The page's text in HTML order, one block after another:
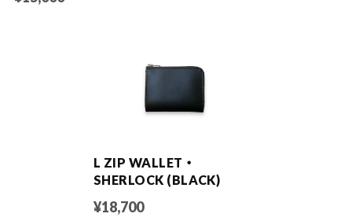
L ZIP WALLET ・
SHERLOCK (BLACK)
¥18,700